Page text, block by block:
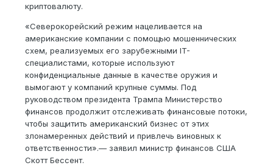
криптовалюту.
«Северокорейский режим нацеливается на
американские компании с помощью мошеннических
схем, реализуемых его зарубежными IT-
специалистами, которые используют
конфиденциальные данные в качестве оружия и
вымогают у компаний крупные суммы. Под
руководством президента Трампа Министерство
финансов продолжит отслеживать финансовые потоки,
чтобы защитить американский бизнес от этих
злонамеренных действий и привлечь виновных к
ответственности».— заявил министр финансов США
Скотт Бессент.